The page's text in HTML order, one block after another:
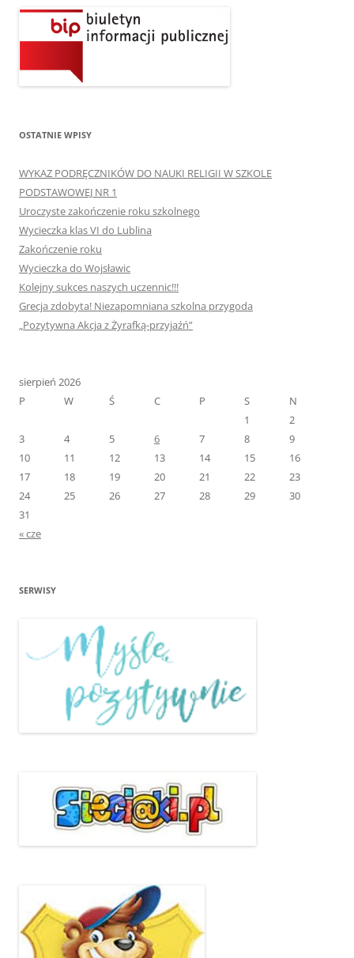
OSTATNIE WPISY
WYKAZ PODRĘCZNIKÓW DO NAUKI RELIGII W SZKOLE
PODSTAWOWEJ NR 1
Uroczyste zakończenie roku szkolnego
Wycieczka klas VI do Lublina
Zakończenie roku
Wycieczka do Wojsławic
Kolejny sukces naszych uczennic!!!
Grecja zdobyta! Niezapomniana szkolna przygoda
„Pozytywna Akcja z Żyrafką-przyjaźń”
sierpień 2026
P
W Ś C P S
N
1
2
3
4 5 6 7 8
9
10
11 12 13 14 15
16
17
18 19 20 21 22
23
24
25 26 27 28 29
30
31
« cze
SERWISY